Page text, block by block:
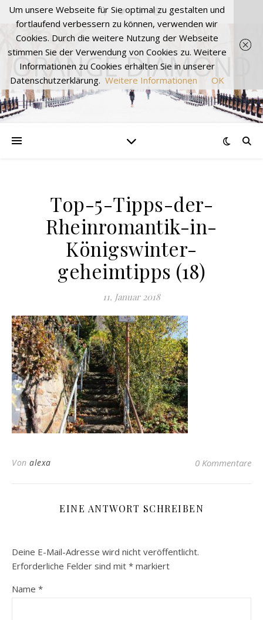
ORANGE DIAMOND
Top-5-Tipps-der-
Rheinromantik-in-
Königswinter-
geheimtipps (18)
11. Januar 2018
Von alexa 0 Kommentare
EINE ANTWORT SCHREIBEN
Deine E-Mail-Adresse wird nicht veröffentlicht.
Erforderliche Felder sind mit * markiert
Name *
Um unsere Webseite für Sie optimal zu gestalten und
fortlaufend verbessern zu können, verwenden wir
Cookies. Durch die weitere Nutzung der Webseite
stimmen Sie der Verwendung von Cookies zu. Weitere
Informationen zu Cookies erhalten Sie in unserer
Datenschutzerklärung. Weitere Informationen OK